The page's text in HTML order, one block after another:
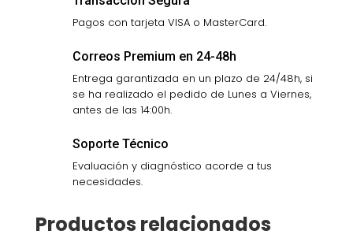
Pagos con tarjeta VISA o MasterCard.
Correos Premium en 24-48h
Entrega garantizada en un plazo de 24/48h, si
se ha realizado el pedido de Lunes a Viernes,
antes de las 14:00h.
Soporte Técnico
Evaluación y diagnóstico acorde a tus
necesidades.
Productos relacionados